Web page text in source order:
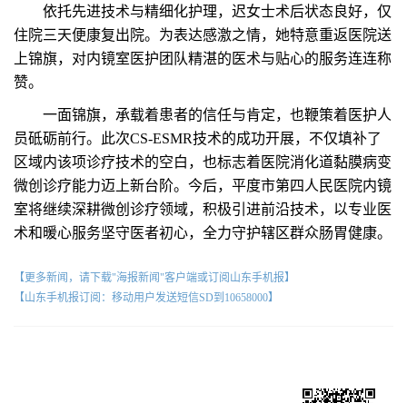
依托先进技术与精细化护理，迟女士术后状态良好，仅
住院三天便康复出院。为表达感激之情，她特意重返医院送
上锦旗，对内镜室医护团队精湛的医术与贴心的服务连连称
赞。
一面锦旗，承载着患者的信任与肯定，也鞭策着医护人
员砥砺前行。此次CS-ESMR技术的成功开展，不仅填补了
区域内该项诊疗技术的空白，也标志着医院消化道黏膜病变
微创诊疗能力迈上新台阶。今后，平度市第四人民医院内镜
室将继续深耕微创诊疗领域，积极引进前沿技术，以专业医
术和暖心服务坚守医者初心，全力守护辖区群众肠胃健康。
【更多新闻，请下载"海报新闻"客户端或订阅山东手机报】
【山东手机报订阅：移动用户发送短信SD到10658000】